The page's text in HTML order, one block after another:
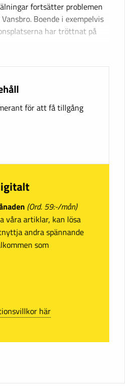
fortsätter problemen
Boende i exempelvis
har tröttnat på
för att få tillgång
(Ord. 59:-/mån)
våra artiklar, kan lösa
andra spännande
som
här